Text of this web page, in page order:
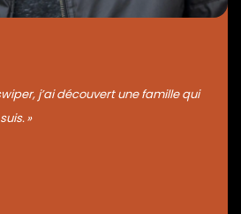
j’ai découvert une famille qui
»